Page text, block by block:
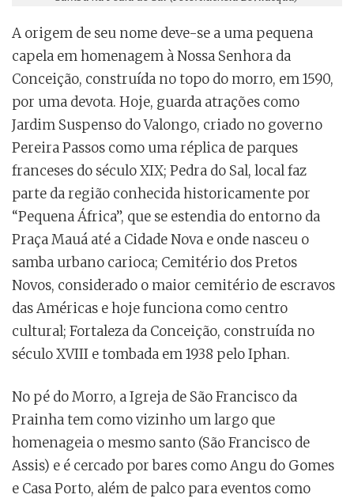
A origem de seu nome deve-se a uma pequena
capela em homenagem à Nossa Senhora da
Conceição, construída no topo do morro, em 1590,
por uma devota. Hoje, guarda atrações como
Jardim Suspenso do Valongo, criado no governo
Pereira Passos como uma réplica de parques
franceses do século XIX; Pedra do Sal, local faz
parte da região conhecida historicamente por
“Pequena África”, que se estendia do entorno da
Praça Mauá até a Cidade Nova e onde nasceu o
samba urbano carioca; Cemitério dos Pretos
Novos, considerado o maior cemitério de escravos
das Américas e hoje funciona como centro
cultural; Fortaleza da Conceição, construída no
século XVIII e tombada em 1938 pelo Iphan.
No pé do Morro, a Igreja de São Francisco da
Prainha tem como vizinho um largo que
homenageia o mesmo santo (São Francisco de
Assis) e é cercado por bares como Angu do Gomes
e Casa Porto, além de palco para eventos como